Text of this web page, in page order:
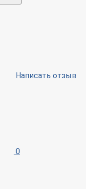
Написать отзыв
0